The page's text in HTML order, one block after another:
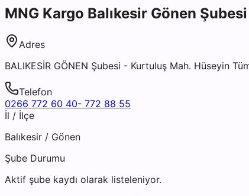
MNG Kargo Balıkesir Gönen Şubesi
Adres
BALIKESİR GÖNEN Şubesi - Kurtuluş Mah. Hüseyin
Telefon
0266 772 60 40- 772 88 55
İl / İlçe
Balıkesir / Gönen
Şube Durumu
Aktif şube kaydı olarak listeleniyor.